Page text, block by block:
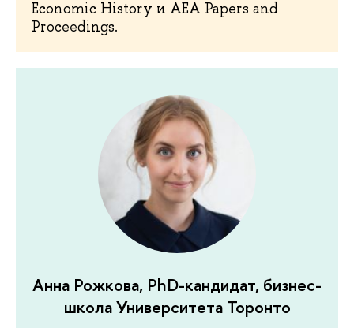
Economic History и AEA Papers and
Proceedings.
Анна Рожкова, PhD-кандидат, бизнес-
школа Университета Торонто